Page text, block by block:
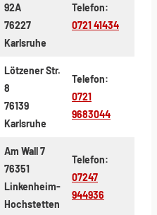
92A
76227
Karlsruhe
Telefon:
0721 41434
Lötzener Str.
8
76139
Karlsruhe
Telefon:
0721
9683044
Am Wall 7
76351
Linkenheim-
Hochstetten
Telefon:
07247
944936